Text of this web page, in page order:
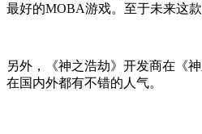
最好的MOBA游戏。至于未来这
另外，《神之浩劫》开发商在《
在国内外都有不错的人气。